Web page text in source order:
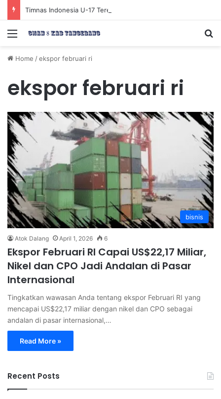
Menu
Home /ekspor februari ri
ekspor februari ri
bisnis
Atok Dalang April 1, 2026 6
Ekspor Februari RI Capai US$22,17 Miliar,
Nikel dan CPO Jadi Andalan di Pasar
Internasional
Tingkatkan wawasan Anda tentang ekspor Februari RI yang
mencapai US$22,17 miliar dengan nikel dan CPO sebagai
andalan di pasar internasional,…
Read More »
Recent Posts